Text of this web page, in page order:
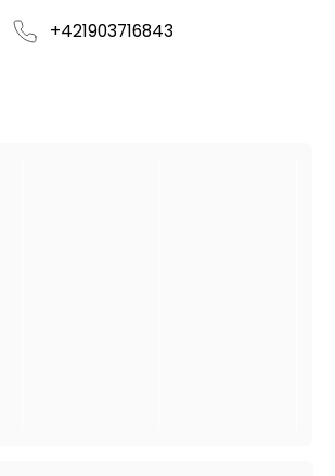
+421903716843